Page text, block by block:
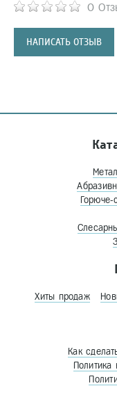
0
НАПИСАТЬ ОТЗЫВ
Хиты продаж
Как
Политика